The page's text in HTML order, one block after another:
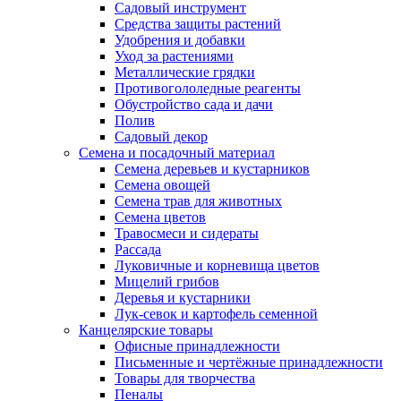
Садовый инструмент
Средства защиты растений
Удобрения и добавки
Уход за растениями
Металлические грядки
Противогололедные реагенты
Обустройство сада и дачи
Полив
Садовый декор
Семена и посадочный материал
Семена деревьев и кустарников
Семена овощей
Семена трав для животных
Семена цветов
Травосмеси и сидераты
Рассада
Луковичные и корневища цветов
Мицелий грибов
Деревья и кустарники
Лук-севок и картофель семенной
Канцелярские товары
Офисные принадлежности
Письменные и чертёжные принадлежности
Товары для творчества
Пеналы